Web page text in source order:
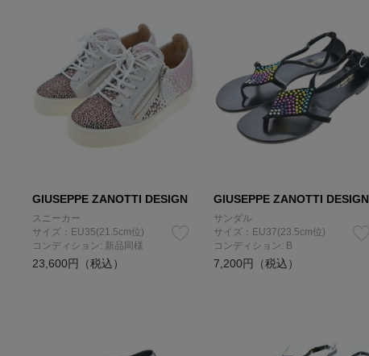
GIUSEPPE ZANOTTI DESIGN
スニーカー
サイズ：EU35(21.5cm位)
コンディション: 新品同様
23,600円（税込）
GIUSEPPE ZANOTTI DESIGN
サンダル
サイズ：EU37(23.5cm位)
コンディション: B
7,200円（税込）